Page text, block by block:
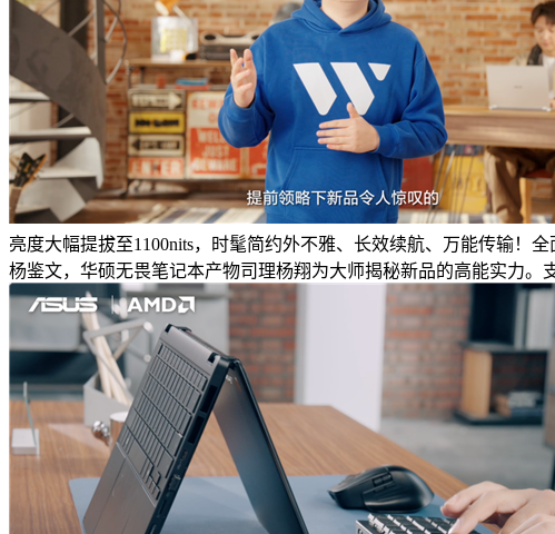
亮度大幅提拔至1100nits，时髦简约外不雅、长效续航、万能传输！
杨鉴文，华硕无畏笔记本产物司理杨翔为大师揭秘新品的高能实力。